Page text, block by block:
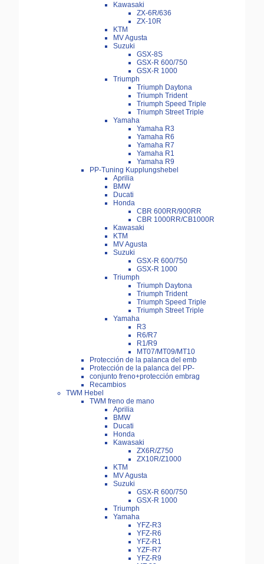
Kawasaki
ZX-6R/636
ZX-10R
KTM
MV Agusta
Suzuki
GSX-8S
GSX-R 600/750
GSX-R 1000
Triumph
Triumph Daytona
Triumph Trident
Triumph Speed Triple
Triumph Street Triple
Yamaha
Yamaha R3
Yamaha R6
Yamaha R7
Yamaha R1
Yamaha R9
PP-Tuning Kupplungshebel
Aprilia
BMW
Ducati
Honda
CBR 600RR/900RR
CBR 1000RR/CB1000R
Kawasaki
KTM
MV Agusta
Suzuki
GSX-R 600/750
GSX-R 1000
Triumph
Triumph Daytona
Triumph Trident
Triumph Speed Triple
Triumph Street Triple
Yamaha
R3
R6/R7
R1/R9
MT07/MT09/MT10
Protección de la palanca del emb
Protección de la palanca del PP-
conjunto freno+protección embrag
Recambios
TWM Hebel
TWM freno de mano
Aprilia
BMW
Ducati
Honda
Kawasaki
ZX6R/Z750
ZX10R/Z1000
KTM
MV Agusta
Suzuki
GSX-R 600/750
GSX-R 1000
Triumph
Yamaha
YFZ-R3
YFZ-R6
YFZ-R1
YZF-R7
YFZ-R9